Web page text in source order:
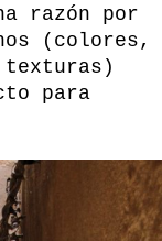
razón por
(colores,
para